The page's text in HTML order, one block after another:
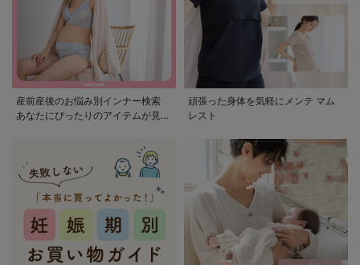
産前産後のお悩み別インナー検索
あなたにぴったりのアイテムが見つ
頑張った身体を気軽にメンテ マム
レスト